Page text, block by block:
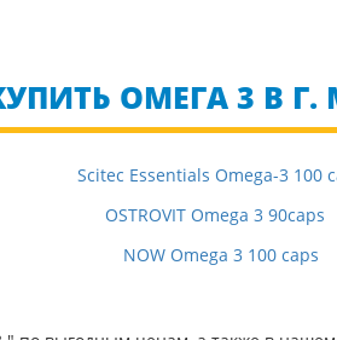
ОМЕГА 3 В Г.
Scitec Essentials Omega-3 100
OSTROVIT Omega 3 90caps
NOW Omega 3 100 caps